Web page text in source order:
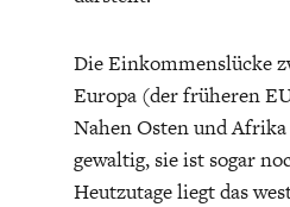
Die Einkommenslücke
Europa (der früheren
Nahen Osten und
gewaltig, sie ist sogar
Heutzutage liegt das